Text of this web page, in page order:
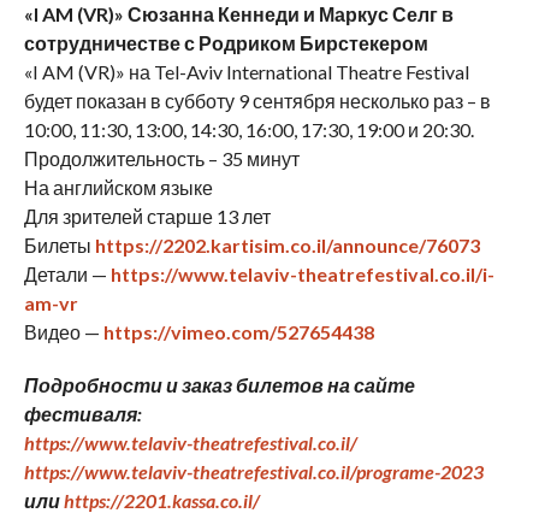
«I AM (VR)» Сюзанна Кеннеди и Маркус Селг в
сотрудничестве с Родриком Бирстекером
«I AM (VR)» на Tel-Aviv International Theatre Festival
будет показан в субботу 9 сентября несколько раз – в
10:00, 11:30, 13:00, 14:30, 16:00, 17:30, 19:00 и 20:30.
Продолжительность – 35 минут
На английском языке
Для зрителей старше 13 лет
Билеты https://2202.kartisim.co.il/announce/76073
Детали — https://www.telaviv-theatrefestival.co.il/i-
am-vr
Видео — https://vimeo.com/527654438
Подробности и заказ билетов на сайте
фестиваля:
https://www.telaviv-theatrefestival.co.il/
https://www.telaviv-theatrefestival.co.il/programe-2023
илиhttps://2201.kassa.co.il/